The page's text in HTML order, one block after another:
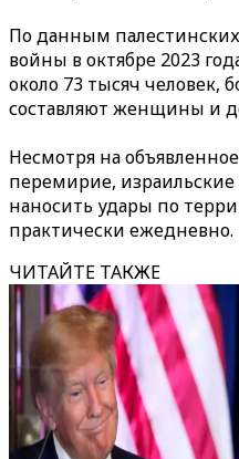
По данным
войны в октябре 2023
около 73 тысяч человек,
составляют женщины и
Несмотря на
перемирие,
наносить удары по
практически ежедневно.
ЧИТАЙТЕ ТАКЖЕ